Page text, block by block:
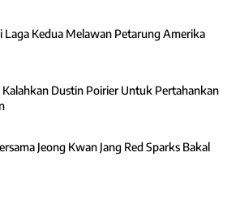
Laga Kedua Melawan Petarung Amerika
Kalahkan Dustin Poirier Untuk Pertahankan
Jeong Kwan Jang Red Sparks Bakal